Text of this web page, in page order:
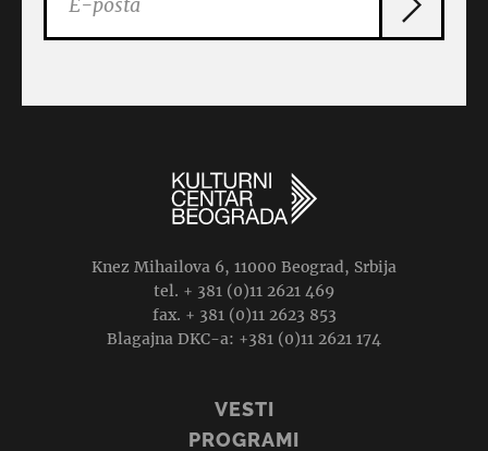
Knez Mihailova 6, 11000 Beograd, Srbija
tel. + 381 (0)11 2621 469
fax. + 381 (0)11 2623 853
Blagajna DKC-a: +381 (0)11 2621 174
VESTI
PROGRAMI